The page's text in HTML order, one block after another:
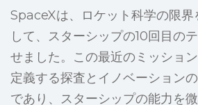
SpaceXは、ロケット科学の限界
して、スターシップの10回目の
せました。この最近のミッショ
定義する探査とイノベーション
であり、スターシップの能力を